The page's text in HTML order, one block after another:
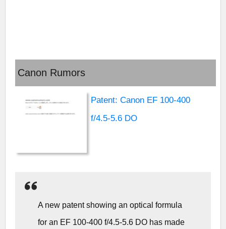
Canon Rumors
Patent: Canon EF 100-400
f/4.5-5.6 DO
A new patent showing an optical formula
for an EF 100-400 f/4.5-5.6 DO has made